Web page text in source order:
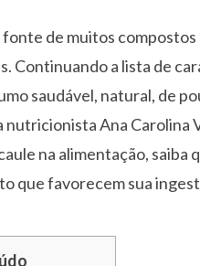
fonte de muitos
Continuando a lista de
saudável, natural, de
Ana Carolina
na alimentação, saiba
que favorecem sua